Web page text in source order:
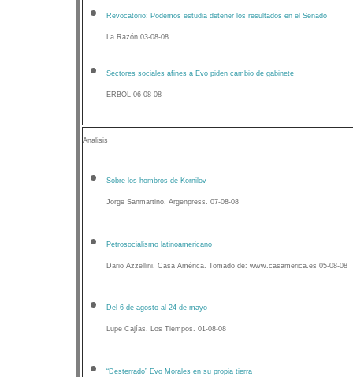
Revocatorio: Podemos estudia detener los resultados en el Senado
La Razón 03-08-08
Sectores sociales afines a Evo piden cambio de gabinete
ERBOL 06-08-08
Analisis
Sobre los hombros de Kornilov
Jorge Sanmartino. Argenpress. 07-08-08
Petrosocialismo latinoamericano
Dario Azzellini. Casa América. Tomado de: www.casamerica.es 05-08-08
Del 6 de agosto al 24 de mayo
Lupe Cajías. Los Tiempos. 01-08-08
“Desterrado” Evo Morales en su propia tierra